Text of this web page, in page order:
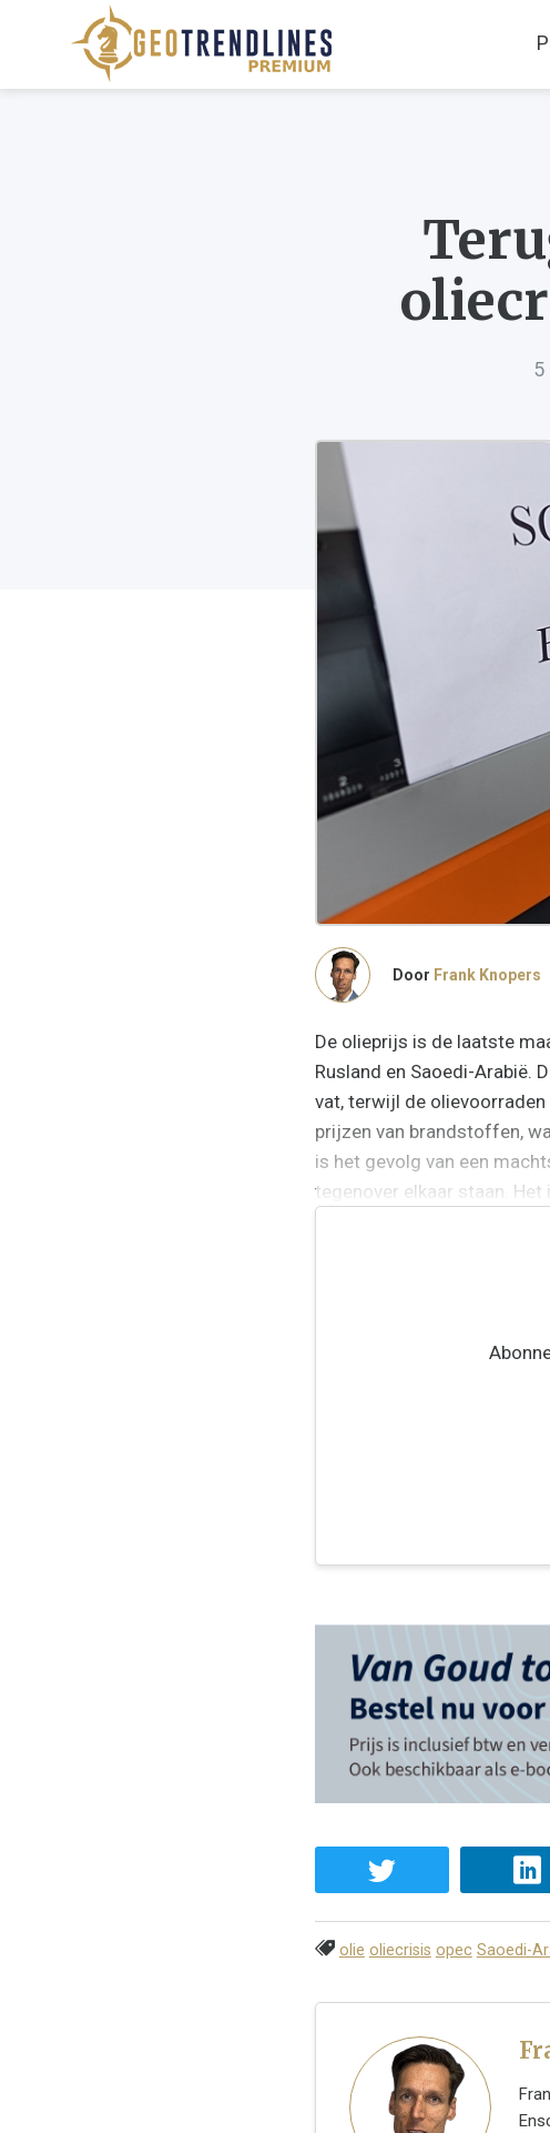
5
Door Frank Knopers
De olieprijs is de laatste
Rusland en Saoedi-Arabië.
vat, terwijl de
prijzen van brandstoffen,
is het gevolg van een
tegenover elkaar staan.
olie oliecrisis opec Saoedi-